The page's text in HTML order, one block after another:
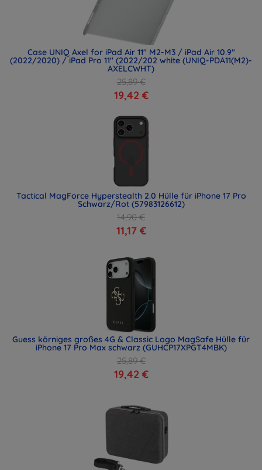
Case UNIQ Axel for iPad Air 11" M2-M3 / iPad Air 10.9"
(2022/2020) / iPad Pro 11" (2022/202 white (UNIQ-PDA11(M2)-
AXELCWHT)
25,89 €
19,42 €
Tactical MagForce Hyperstealth 2.0 Hülle für iPhone 17 Pro
Schwarz/Rot (57983126612)
14,90 €
11,17 €
Guess körniges großes 4G & Classic Logo MagSafe Hülle für
iPhone 17 Pro Max schwarz (GUHCP17XPGT4MBK)
25,89 €
19,42 €